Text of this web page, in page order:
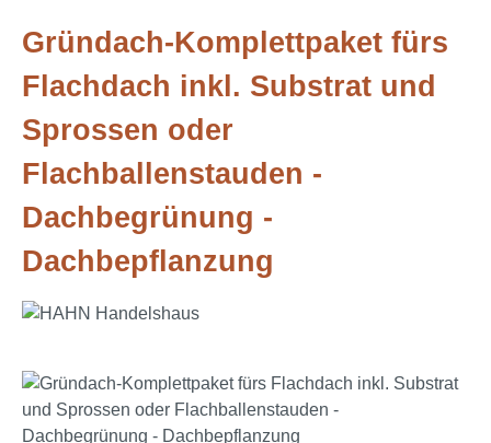
Gründach-Komplettpaket fürs
Flachdach inkl. Substrat und
Sprossen oder
Flachballenstauden -
Dachbegrünung -
Dachbepflanzung
Salta la galleria di immagini